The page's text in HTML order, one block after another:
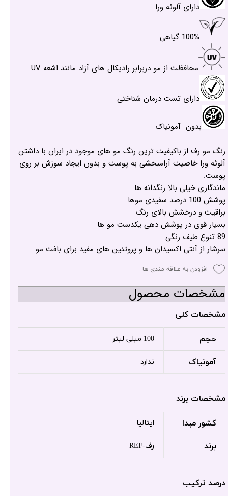
دارای آلوئه ورا
100% گیاهی
محافظت از مو دربرابر رادیکال های آزاد مانند اشعه UV
دارای تست درمان شناختی
بدون آمونیاک
رنگ مو رف از باکیفیت ترین رنگ مو های موجود در ایران با داشتن
آلوئه ورا خاصیت آرامبخشی به پوست و بدون ایجاد سوزش بر روی
پوست.
ماندگاری خیلی بالا رنگدانه ها
پوشش 100 درصد سفیدی موها
براقیت و درخشش بالای رنگ
بسیار قوی در پوشش دهی یکدست مو ها
89 تنوع طیف رنگی
سرشار از آنتی اکسیدان ها و پروتئین های مفید برای بافت مو
افزودن به علاقه مندی ها
مشخصات محصول
مشخصات کلی
حجم 100 میلی لیتر
آمونیاک ندارد
مشخصات برند
کشور مبدا ایتالیا
برند رف-REF
درصد ترکیب